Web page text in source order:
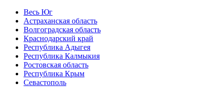
Весь Юг
Астраханская область
Волгоградская область
Краснодарский край
Республика Адыгея
Республика Калмыкия
Ростовская область
Республика Крым
Севастополь